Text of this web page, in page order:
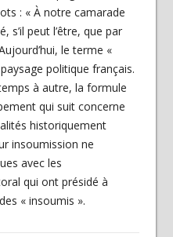
: « À notre camarade
s’il peut l’être, que par
le terme «
politique français.
à autre, la formule
qui suit concerne
historiquement
insoumission ne
avec les
qui ont présidé à
« insoumis ».